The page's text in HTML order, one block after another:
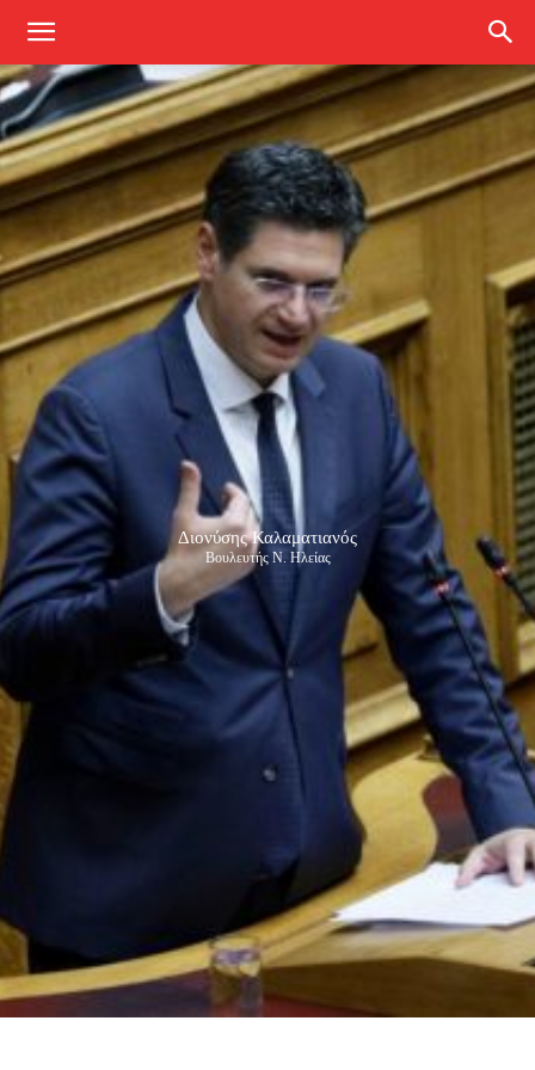
Διονύσης Καλαματιανός
Βουλευτής Ν. Ηλείας